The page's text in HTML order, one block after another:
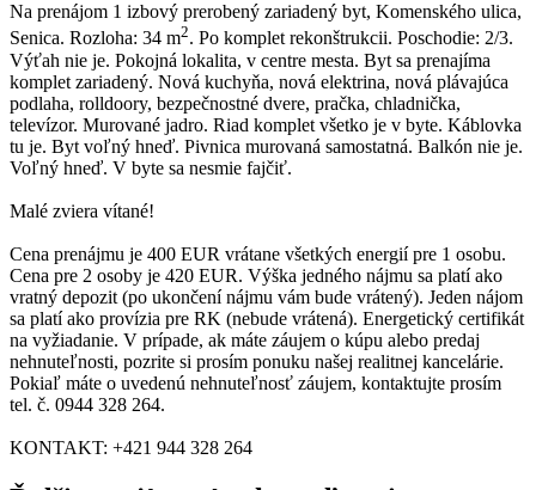
Na prenájom 1 izbový prerobený zariadený byt, Komenského ulica,
Senica. Rozloha: 34 m2. Po komplet rekonštrukcii. Poschodie: 2/3.
Výťah nie je. Pokojná lokalita, v centre mesta. Byt sa prenajíma
komplet zariadený. Nová kuchyňa, nová elektrina, nová plávajúca
podlaha, rolldoory, bezpečnostné dvere, pračka, chladnička,
televízor. Murované jadro. Riad komplet všetko je v byte. Káblovka
tu je. Byt voľný hneď. Pivnica murovaná samostatná. Balkón nie je.
Voľný hneď. V byte sa nesmie fajčiť.
Malé zviera vítané!
Cena prenájmu je 400 EUR vrátane všetkých energií pre 1 osobu.
Cena pre 2 osoby je 420 EUR. Výška jedného nájmu sa platí ako
vratný depozit (po ukončení nájmu vám bude vrátený). Jeden nájom
sa platí ako provízia pre RK (nebude vrátená). Energetický certifikát
na vyžiadanie. V prípade, ak máte záujem o kúpu alebo predaj
nehnuteľnosti, pozrite si prosím ponuku našej realitnej kancelárie.
Pokiaľ máte o uvedenú nehnuteľnosť záujem, kontaktujte prosím
tel. č. 0944 328 264.
KONTAKT: +421 944 328 264